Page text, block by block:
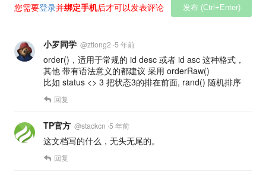
您需要登录并绑定手机后才可以发表评论 发布 (Ctrl+Enter)
小罗同学 @ztlong2 ·5 年前
order()，适用于常规的 id desc 或者 id asc 这种格式，
其他 带有语法意义的都建议 采用 orderRaw()
比如 status <> 3 把状态3的排在前面, rand() 随机排序
回复
TP官方 @stackcn ·5 年前
这文档写的什么，无头无尾的。
回复